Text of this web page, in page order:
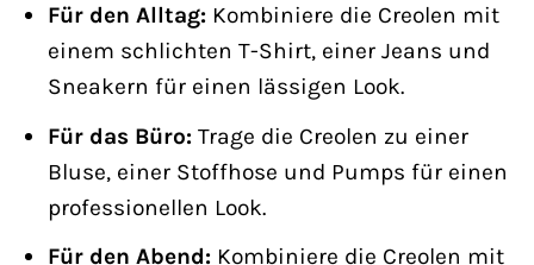
Für den Alltag:Kombiniere die Creolen mit
einem schlichten T-Shirt, einer Jeans und
Sneakern für einen lässigen Look.
Für das Büro:Trage die Creolen zu einer
Bluse, einer Stoffhose und Pumps für einen
professionellen Look.
Für den Abend:Kombiniere die Creolen mit